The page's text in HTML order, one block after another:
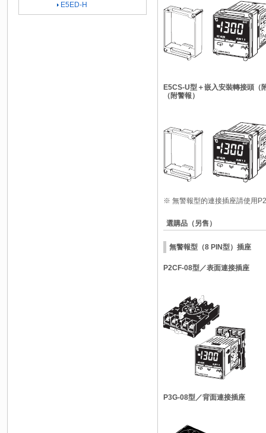
E5CS-U型＋嵌入安裝轉接頭（
（附警報）
※ 無警報型的連接插座請使用
選購品（另售）
無警報型（8 PIN型）插座
P2CF-08型／表面連接插座
P3G-08型／背面連接插座
E5ED-H